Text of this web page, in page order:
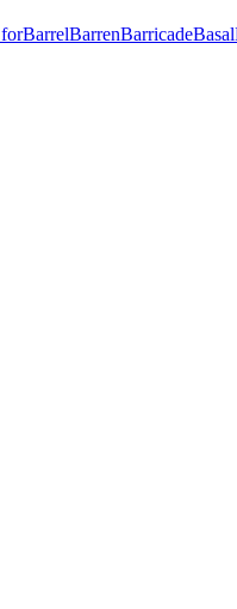
BarrelBarrenBarricadeBasal